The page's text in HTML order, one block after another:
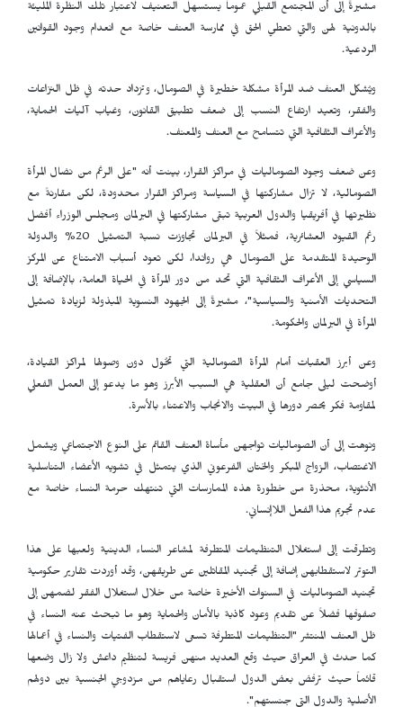
مشيرةً إلى أن المجتمع القبلي عموماً يستسهل التعنيف لاعتبار تلك النظرة المليئة
بالدونية لهن والتي تعطي الحق في ممارسة العنف خاصة مع انعدام وجود القوانين
الردعية.
ويُشكل العنف ضد المرأة مشكلة خطيرة في الصومال، وتزداد حدته في ظل النزاعات
والفقر، وتعيد ارتفاع النسب إلى ضعف تطبيق القانون، وغياب آليات الحماية،
والأعراف الثقافية التي تتسامح مع العنف والمعنف.
وعن ضعف وجود الصوماليات في مراكز القرار، بينت أنه "على الرغم من نضال المرأة
الصومالية، لا تزال مشاركتها في السياسة ومراكز القرار محدودة، لكن مقارنةً مع
نظيرتها في أفريقيا والدول العربية تبقى مشاركتها في البرلمان ومجلس الوزراء أفضل
رغم القيود العشائرية، فمثلاً في البرلمان تجاوزت نسبة التمثيل 20% والدولة
الوحيدة المتقدمة على الصومال هي رواندا، لكن تعود أسباب الامتناع عن المركز
السياسي إلى الأعراف الثقافية التي تحد من دور المرأة في الحياة العامة، بالإضافة إلى
التحديات الأمنية والسياسية"، مشيرةً إلى الجهود النسوية المبذولة لزيادة تمثيل
المرأة في البرلمان والحكومة.
وعن أبرز العقبات أمام المرأة الصومالية التي تحُول دون وصولها لمراكز القيادة،
أوضحت ليلى جامع أن العقلية هي السبب الأبرز وهو ما يدعو إلى العمل الفعلي
لمقاومة فكر يحصر دورها في البيت والانجاب والاعتناء بالأسرة.
ونوهت إلى أن الصوماليات تواجهن مأساة العنف القائم على النوع الاجتماعي ويشمل
الاغتصاب، الزواج المبكر والختان الفرعوني الذي يتمثل في تشويه الأعضاء التناسلية
الأنثوية، محذرة من خطورة هذه الممارسات التي تنتهك حرمة النساء خاصة مع
عدم تجريم هذا الفعل اللاإنساني.
وتطرقت إلى استغلال التنظيمات المتطرفة لمشاعر النساء الدينية ولعبها على هذا
التوتر لاستقطابهن إضافة إلى تجنيد المقاتلين عن طريقهن، وقد أوردت تقارير حكومية
تجنيد الصوماليات في السنوات الأخيرة خاصة من خلال استغلال الفقر لضمهن إلى
صفوفها فضلاً عن تقديم وعود كاذبة بالأمان والحماية وهو ما تبحث عنه النساء في
ظل العنف المنتشر "التنظيمات المتطرفة تسعى لاستقطاب الفتيات والنساء في أعمالها
كما حدث في العراق حيث وقع العديد منهن فريسة لتنظيم داعش ولا زال وضعها
قائماً حيث ترفض بعض الدول استقبال رعاياهم من مزدوجي الجنسية بين دولهم
الأصلية والدول التي جنستهم".